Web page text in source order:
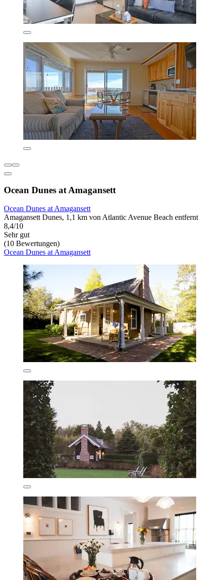
Ocean Dunes at Amagansett
Ocean Dunes at Amagansett
Amagansett Dunes, 1,1 km von Atlantic Avenue Beach entfernt
8,4/10
Sehr gut
(10 Bewertungen)
Ocean Dunes at Amagansett